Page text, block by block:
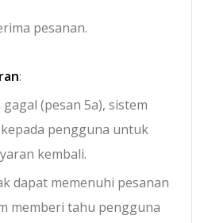
pesanan.
:
(pesan 5a), sistem
pengguna untuk
kembali.
dapat memenuhi pesanan
memberi tahu pengguna